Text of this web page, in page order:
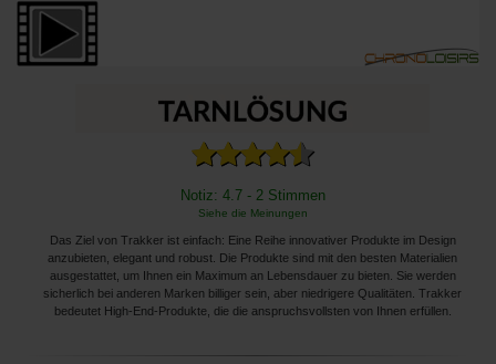
Notiz: 4.7 - 2 Stimmen
Siehe die Meinungen
Das Ziel von Trakker ist einfach: Eine Reihe innovativer Produkte im Design
anzubieten, elegant und robust. Die Produkte sind mit den besten Materialien
ausgestattet, um Ihnen ein Maximum an Lebensdauer zu bieten. Sie werden
sicherlich bei anderen Marken billiger sein, aber niedrigere Qualitäten. Trakker
bedeutet High-End-Produkte, die die anspruchsvollsten von Ihnen erfüllen.